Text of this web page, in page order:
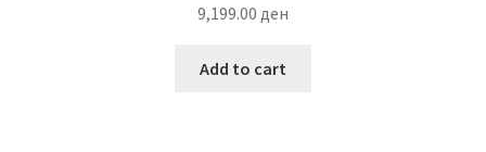
9,199.00 ден
Add to cart